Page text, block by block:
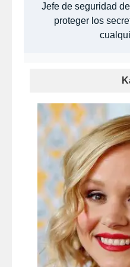
Jefe de seguridad
proteger los